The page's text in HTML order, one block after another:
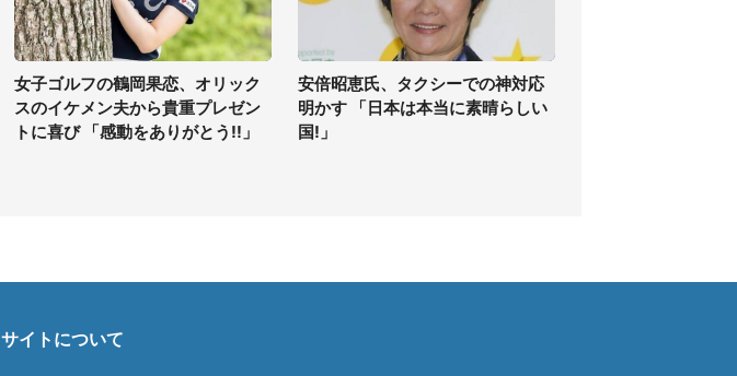
女子ゴルフの鶴岡果恋、オリック
スのイケメン夫から貴重プレゼン
トに喜び 「感動をありがとう!!」
安倍昭恵氏、タクシーでの神対応
明かす 「日本は本当に素晴らしい
国!」
サイトについて